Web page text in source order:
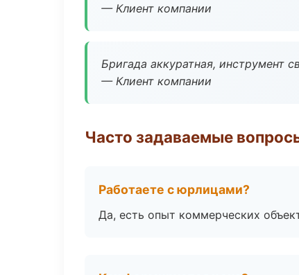
— Клиент компании
Бригада аккуратная, инструмент
— Клиент компании
Часто задаваемые
Работаете с юрлицами?
Да, есть опыт коммерческих